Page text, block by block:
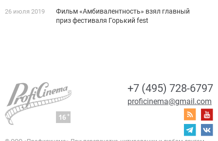
26 июля 2019
Фильм «Амбивалентность» взял главный
приз фестиваля Горький fest
+7 (495) 728-6797
proficinema@gmail.com